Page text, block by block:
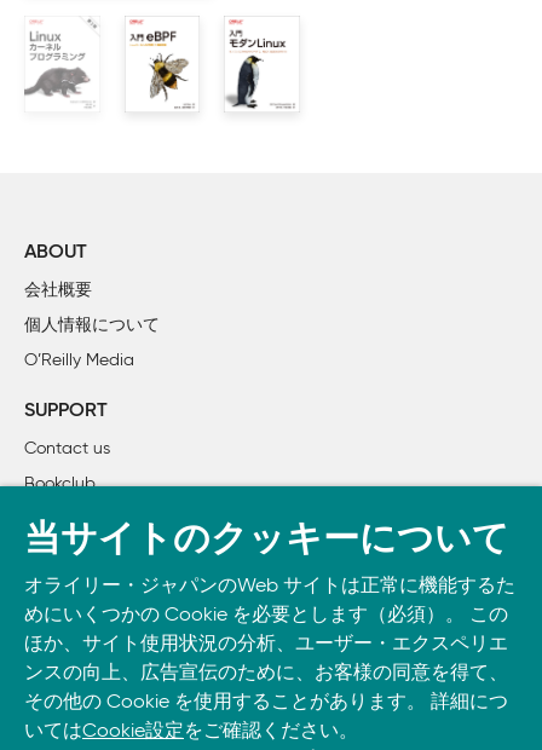
        2.2.1　コンテキスト図
        2.2.2　ブロック図
        2.2.3　組織図
2.3.3　 ドライバインタフェース: open, close, read, write,
        2.3.4　アダプタパターン
        2.4.1　例：ログインタフェース
    2.5　サンドボックス
3章　ハードウェアの入手
    3.1　ハードウェアとソフトウェアの統合
        3.1.1　プロジェクトフロー
        3.1.2　ハードウェア設計
        3.1.3　ボードの立ち上げ
    3.2　データシートを読む
3.2.1　問題が発生したときに必要となるデータシー
        3.2.2　ソフトウェア開発者のためのデータシート
        3.2.3　データシートを利用した部品の査定
ABOUT
会社概要
個人情報について
O’Reilly Media
SUPPORT
Contact us
Bookclub
書籍注文
Take O’Reilly with you and learn anywhere, anytime on your
phone
and tablet.
当サイトのクッキーについて
オライリー・ジャパンのWeb サイトは正常に機能するた
めにいくつかの Cookie を必要とします（必須）。 この
ほか、サイト使用状況の分析、ユーザー・エクスペリエ
ンスの向上、広告宣伝のために、お客様の同意を得て、
その他の Cookie を使用することがあります。 詳細につ
いてはCookie設定をご確認ください。